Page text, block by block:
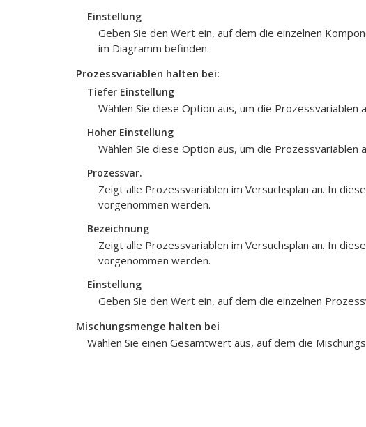
Einstellung
Geben Sie den Wert ein, auf dem die einzelnen
im Diagramm befinden.
Prozessvariablen halten bei:
Tiefer Einstellung
Wählen Sie diese Option aus, um die
Hoher Einstellung
Wählen Sie diese Option aus, um die
Prozessvar.
Zeigt alle Prozessvariablen im Versuchsplan an. In
vorgenommen werden.
Bezeichnung
Zeigt alle Prozessvariablen im Versuchsplan an. In
vorgenommen werden.
Einstellung
Geben Sie den Wert ein, auf dem die einzelnen
Mischungsmenge halten bei
Wählen Sie einen Gesamtwert aus, auf dem die